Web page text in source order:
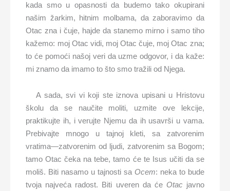
kada smo u opasnosti da budemo tako okupirani
našim žarkim, hitnim molbama, da zaboravimo da
Otac zna i čuje, hajde da stanemo mirno i samo tiho
kažemo: moj Otac vidi, moj Otac čuje, moj Otac zna;
to će pomoći našoj veri da uzme odgovor, i da kaže:
mi znamo da imamo to što smo tražili od Njega.
A sada, svi vi koji ste iznova upisani u Hristovu
školu da se naučite moliti, uzmite ove lekcije,
praktikujte ih, i verujte Njemu da ih usavrši u vama.
Prebivajte mnogo u tajnoj kleti, sa zatvorenim
vratima—zatvorenim od ljudi, zatvorenim sa Bogom;
tamo Otac čeka na tebe, tamo će te Isus učiti da se
moliš. Biti nasamo u tajnosti sa Ocem: neka to bude
tvoja najveća radost. Biti uveren da će Otac javno